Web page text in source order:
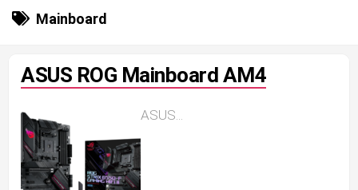
Mainboard
ASUS ROG Mainboard AM4
ASUS...